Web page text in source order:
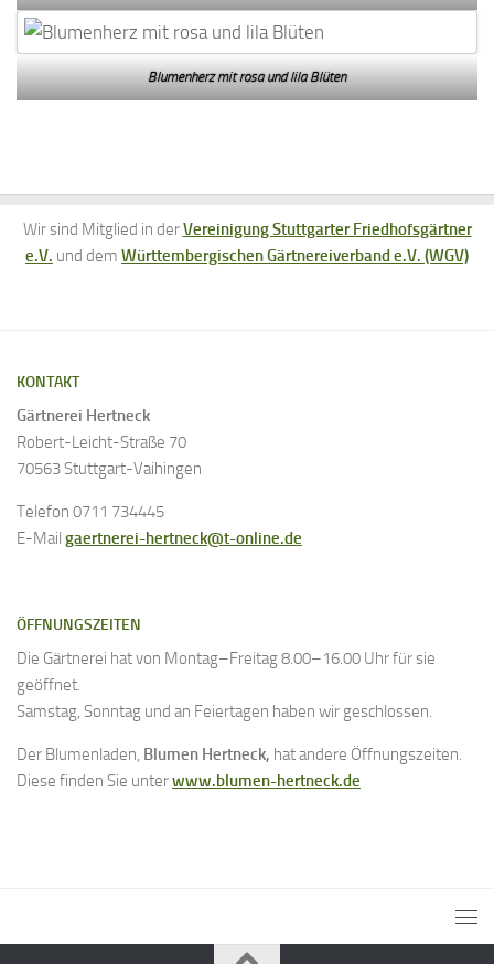
Blumenherz mit rosa und lila Blüten
Wir sind Mitglied in derVereinigung Stuttgarter Friedhofsgärtner
e.V. und dem Württembergischen Gärtnereiverband e.V. (WGV)
KONTAKT
Gärtnerei Hertneck
Robert-Leicht-Straße 70
70563 Stuttgart-Vaihingen
Telefon 0711 734445
E-Mail gaertnerei-hertneck@t-online.de
ÖFFNUNGSZEITEN
Die Gärtnerei hat von Montag–Freitag 8.00–16.00 Uhr für sie
geöffnet.
Samstag, Sonntag und an Feiertagen haben wir geschlossen.
Der Blumenladen, Blumen Hertneck, hat andere Öffnungszeiten.
Diese finden Sie unterwww.blumen-hertneck.de